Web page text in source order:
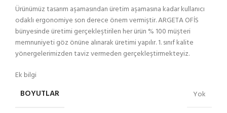
Ürünümüz tasarım aşamasından üretim aşamasına kadar kullanıcı
odaklı ergonomiye son derece önem vermiştir. ARGETA OFİS
bünyesinde üretimi gerçekleştirilen her ürün % 100 müşteri
memnuniyeti göz önüne alınarak üretimi yapılır. 1. sınıf kalite
yönergelerimizden taviz vermeden gerçekleştirmekteyiz.
Ek bilgi
BOYUTLAR Yok